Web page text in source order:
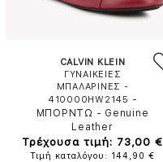
CALVIN KLEIN
ΓΥΝΑΙΚΕΙΕΣ
ΜΠΑΛΑΡΙΝΕΣ -
410000HW2145 -
ΜΠΟΡΝΤΩ - Genuine
Leather
Τρέχουσα τιμή: 73,00 €
Τιμή καταλόγου: 144,90 €